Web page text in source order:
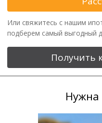
Или свяжитесь с нашим
подберем самый выгодный
Получить